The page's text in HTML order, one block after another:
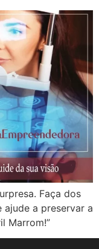
Faça dos
a preservar a
Marrom!”